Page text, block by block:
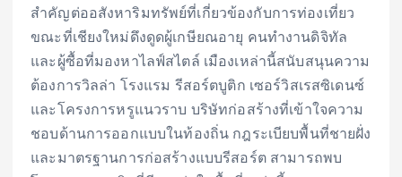
สำคัญต่ออสังหาริมทรัพย์ที่เกี่ยวข้องกับการท่องเที่ยว
ขณะที่เชียงใหม่ดึงดูดผู้เกษียณอายุ คนทำงานดิจิทัล
และผู้ซื้อที่มองหาไลฟ์สไตล์ เมืองเหล่านี้สนับสนุนความ
ต้องการวิลล่า โรงแรม รีสอร์ตบูติก เซอร์วิสเรสซิเดนซ์
และโครงการหรูแนวราบ บริษัทก่อสร้างที่เข้าใจความ
ชอบด้านการออกแบบในท้องถิ่น กฎระเบียบพื้นที่ชายฝั่ง
และมาตรฐานการก่อสร้างแบบรีสอร์ต สามารถพบ